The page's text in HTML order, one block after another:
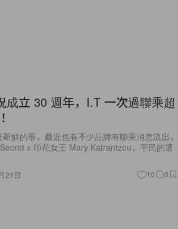
成立 30 週年，I.T 一次過聯乘超
鮮的事，最近也有不少品牌有聯乘消息流出，
x 印花女王 Mary Katrantzou，平民的選
21日 10 0